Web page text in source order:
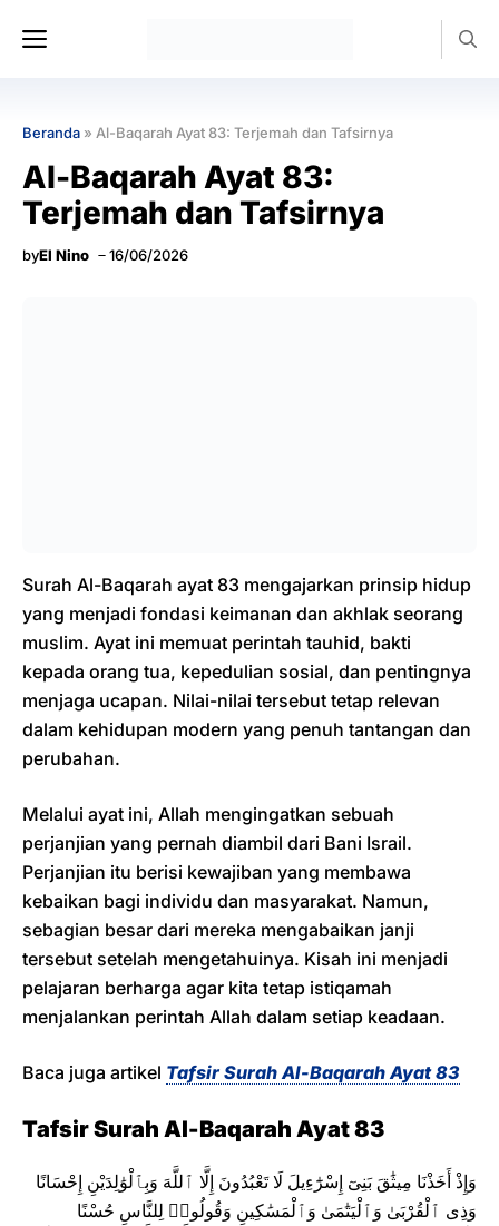
Menu
Beranda » Al-Baqarah Ayat 83: Terjemah dan Tafsirnya
Al-Baqarah Ayat 83:
Terjemah dan Tafsirnya
byEl Nino 16/06/2026
Surah Al-Baqarah ayat 83 mengajarkan prinsip hidup
yang menjadi fondasi keimanan dan akhlak seorang
muslim. Ayat ini memuat perintah tauhid, bakti
kepada orang tua, kepedulian sosial, dan pentingnya
menjaga ucapan. Nilai-nilai tersebut tetap relevan
dalam kehidupan modern yang penuh tantangan dan
perubahan.
Melalui ayat ini, Allah mengingatkan sebuah
perjanjian yang pernah diambil dari Bani Israil.
Perjanjian itu berisi kewajiban yang membawa
kebaikan bagi individu dan masyarakat. Namun,
sebagian besar dari mereka mengabaikan janji
tersebut setelah mengetahuinya. Kisah ini menjadi
pelajaran berharga agar kita tetap istiqamah
menjalankan perintah Allah dalam setiap keadaan.
Baca juga artikel Tafsir Surah Al-Baqarah Ayat 83
Tafsir Surah Al-Baqarah Ayat 83
وَإِذْ أَخَذْنَا مِيثَٰقَ بَنِىٓ إِسْرَٰٓءِيلَ لَا تَعْبُدُونَ إِلَّا ٱللَّهَ وَبِٱلْوَٰلِدَيْنِ إِحْسَانًا
وَذِى ٱلْقُرْبَىٰ وَٱلْيَتَٰمَىٰ وَٱلْمَسَٰكِينِ وَقُولُوا۟ لِلنَّاسِ حُسْنًا